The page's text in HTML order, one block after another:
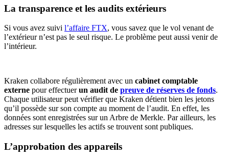
La transparence et les audits extérieurs
Si vous avez suivi l’affaire FTX, vous savez que le vol venant de
l’extérieur n’est pas le seul risque. Le problème peut aussi venir de
l’intérieur.
Kraken collabore régulièrement avec un cabinet comptable
externe pour effectuerun audit de preuve de réserves de fonds.
Chaque utilisateur peut vérifier que Kraken détient bien les jetons
qu’il possède sur son compte au moment de l’audit. En effet, les
données sont enregistrées sur un Arbre de Merkle. Par ailleurs, les
adresses sur lesquelles les actifs se trouvent sont publiques.
L’approbation des appareils